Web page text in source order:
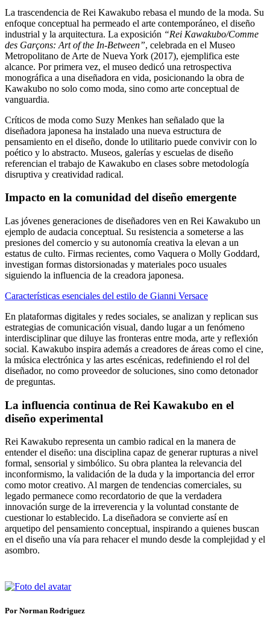
La trascendencia de Rei Kawakubo rebasa el mundo de la moda. Su
enfoque conceptual ha permeado el arte contemporáneo, el diseño
industrial y la arquitectura. La exposición “Rei Kawakubo/Comme
des Garçons: Art of the In-Between”, celebrada en el Museo
Metropolitano de Arte de Nueva York (2017), ejemplifica este
alcance. Por primera vez, el museo dedicó una retrospectiva
monográfica a una diseñadora en vida, posicionando la obra de
Kawakubo no solo como moda, sino como arte conceptual de
vanguardia.
Críticos de moda como Suzy Menkes han señalado que la
diseñadora japonesa ha instalado una nueva estructura de
pensamiento en el diseño, donde lo utilitario puede convivir con lo
poético y lo abstracto. Museos, galerías y escuelas de diseño
referencian el trabajo de Kawakubo en clases sobre metodología
disruptiva y creatividad radical.
Impacto en la comunidad del diseño emergente
Las jóvenes generaciones de diseñadores ven en Rei Kawakubo un
ejemplo de audacia conceptual. Su resistencia a someterse a las
presiones del comercio y su autonomía creativa la elevan a un
estatus de culto. Firmas recientes, como Vaquera o Molly Goddard,
investigan formas distorsionadas y materiales poco usuales
siguiendo la influencia de la creadora japonesa.
Características esenciales del estilo de Gianni Versace
En plataformas digitales y redes sociales, se analizan y replican sus
estrategias de comunicación visual, dando lugar a un fenómeno
interdisciplinar que diluye las fronteras entre moda, arte y reflexión
social. Kawakubo inspira además a creadores de áreas como el cine,
la música electrónica y las artes escénicas, redefiniendo el rol del
diseñador, no como proveedor de soluciones, sino como detonador
de preguntas.
La influencia continua de Rei Kawakubo en el
diseño experimental
Rei Kawakubo representa un cambio radical en la manera de
entender el diseño: una disciplina capaz de generar rupturas a nivel
formal, sensorial y simbólico. Su obra plantea la relevancia del
inconformismo, la validación de la duda y la importancia del error
como motor creativo. Al margen de tendencias comerciales, su
legado permanece como recordatorio de que la verdadera
innovación surge de la irreverencia y la voluntad constante de
cuestionar lo establecido. La diseñadora se convierte así en
arquetipo del pensamiento conceptual, inspirando a quienes buscan
en el diseño una vía para rehacer el mundo desde la complejidad y el
asombro.
Por Norman Rodriguez